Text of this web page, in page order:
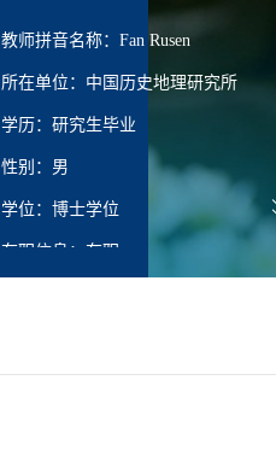
教师拼音名称：Fan Rusen
所在单位：中国历史地理研究所
学历：研究生毕业
性别：男
学位：博士学位
在职信息：在职